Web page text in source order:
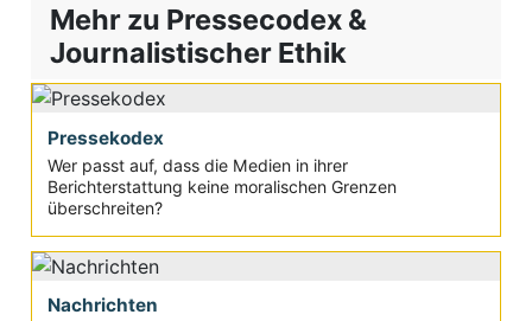
Mehr zu Pressecodex &
Journalistischer Ethik
Pressekodex
Wer passt auf, dass die Medien in ihrer
Berichterstattung keine moralischen Grenzen
überschreiten?
Nachrichten